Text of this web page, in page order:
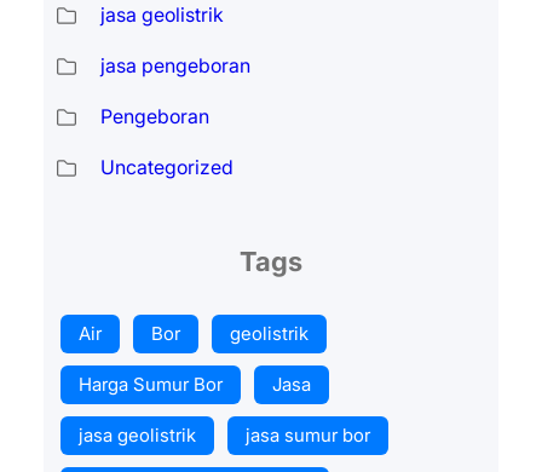
jasa geolistrik
jasa pengeboran
Pengeboran
Uncategorized
Tags
Air Bor geolistrik
Harga Sumur Bor Jasa
jasa geolistrik jasa sumur bor